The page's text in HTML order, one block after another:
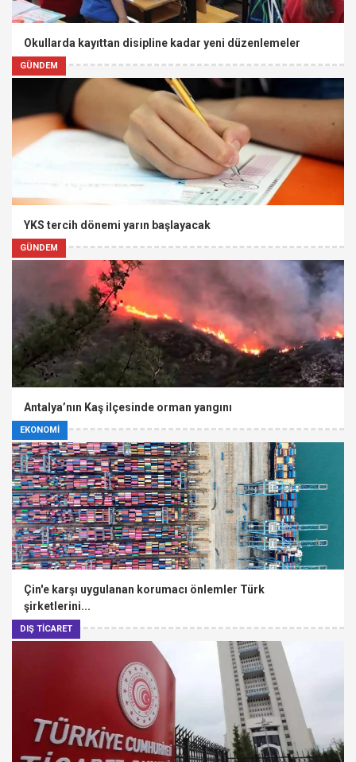
GÜNDEM
Okullarda kayıttan disipline kadar yeni düzenlemeler
GÜNDEM
YKS tercih dönemi yarın başlayacak
EKONOMİ
Antalya’nın Kaş ilçesinde orman yangını
DIŞ TİCARET
Çin'e karşı uygulanan korumacı önlemler Türk
şirketlerini...